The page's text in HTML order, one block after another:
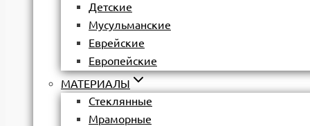
Детские
Мусульманские
Еврейские
Европейские
МАТЕРИАЛЫ
Стеклянные
Мраморные